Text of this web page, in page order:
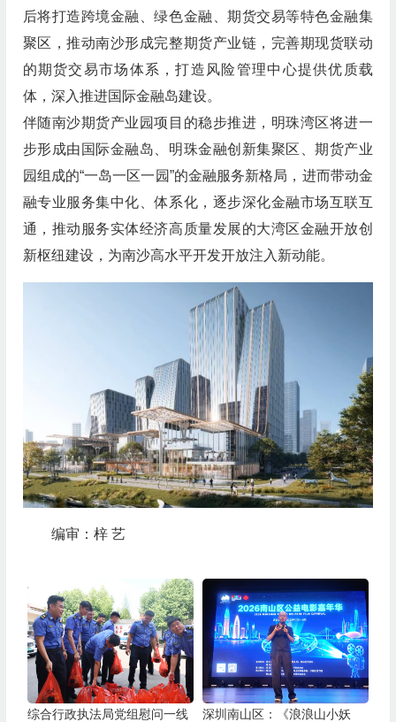
后将打造跨境金融、绿色金融、期货交易等特色金融集
聚区，推动南沙形成完整期货产业链，完善期现货联动
的期货交易市场体系，打造风险管理中心提供优质载
体，深入推进国际金融岛建设。
伴随南沙期货产业园项目的稳步推进，明珠湾区将进一
步形成由国际金融岛、明珠金融创新集聚区、期货产业
园组成的“一岛一区一园”的金融服务新格局，进而带动金
融专业服务集中化、体系化，逐步深化金融市场互联互
通，推动服务实体经济高质量发展的大湾区金融开放创
新枢纽建设，为南沙高水平开发开放注入新动能。
编审：梓 艺
综合行政执法局党组慰问一线
深圳南山区：《浪浪山小妖